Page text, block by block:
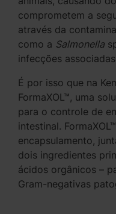
comprometem a
através da
como a Salmonella
infecções
É por isso que na
FormaXOL™, uma
para o controle de
intestinal.
encapsulamento,
dois ingredientes
ácidos orgânicos –
Gram-negativas